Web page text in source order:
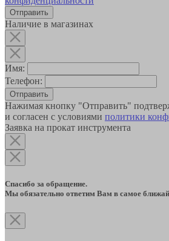
Наличие в магазинах
Имя:
Телефон:
Отправить
Нажимая кнопку "Отправить"
и согласен с условиями политики
Заявка на прокат инструмента
Спасибо за обращение.
Мы обязательно ответим Вам в самое